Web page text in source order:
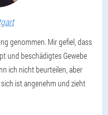
genommen. Mir gefiel, dass
und beschädigtes Gewebe
ich nicht beurteilen, aber
ist angenehm und zieht